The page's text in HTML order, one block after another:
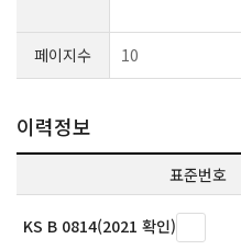
페이지수 10
이력정보
표준번호
KS B 0814(2021 확인)